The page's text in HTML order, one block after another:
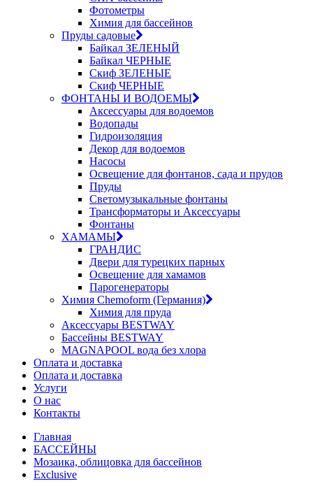
Фотометры
Химия для бассейнов
Пруды садовые
Байкал ЗЕЛЕНЫЙ
Байкал ЧЕРНЫЕ
Скиф ЗЕЛЕНЫЕ
Скиф ЧЕРНЫЕ
ФОНТАНЫ И ВОДОЕМЫ
Аксессуары для водоемов
Водопады
Гидроизоляция
Декор для водоемов
Насосы
Освещение для фонтанов, сада и прудов
Пруды
Светомузыкальные фонтаны
Трансформаторы и Аксессуары
Фонтаны
ХАМАМЫ
ГРАНДИС
Двери для турецких парных
Освещение для хамамов
Парогенераторы
Химия Chemoform (Германия)
Химия для пруда
Аксессуары BESTWAY
Бассейны BESTWAY
MAGNAPOOL вода без хлора
Оплата и доставка
Оплата и доставка
Услуги
О нас
Контакты
Главная
БАССЕЙНЫ
Мозаика, облицовка для бассейнов
Exclusive